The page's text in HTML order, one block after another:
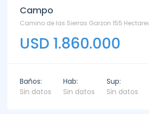
Campo
Camino de las Sierras Garzon 155
USD 1.860.000
Baños:
Sin datos
Hab:
Sin datos
Sup:
Sin datos